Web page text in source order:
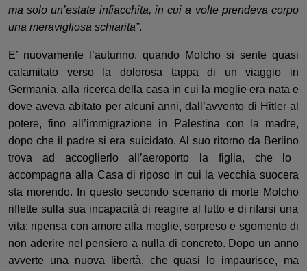
ma solo un’estate infiacchita, in cui a volte prendeva corpo
una meravigliosa schiarita”.
E’ nuovamente l’autunno, quando Molcho si sente quasi
calamitato verso la dolorosa tappa di un viaggio in
Germania, alla ricerca della casa in cui la moglie era nata e
dove aveva abitato per alcuni anni, dall’avvento di Hitler al
potere, fino all’immigrazione in Palestina con la madre,
dopo che il padre si era suicidato. Al suo ritornoda Berlino
trova ad accoglierloall’aeroporto la figlia, che lo
accompagna alla Casa di riposo in cui la vecchia suocera
sta morendo. In questo secondo scenario di morte Molcho
riflette sulla sua incapacità di reagire a l lutto e di rifarsi una
vita; ripensa con amore alla moglie, sorpreso e sgomento di
non aderire nel pensiero a nulla di concreto. Dopo un anno
avverte una nuova libertà, che quasi lo impaurisce, ma